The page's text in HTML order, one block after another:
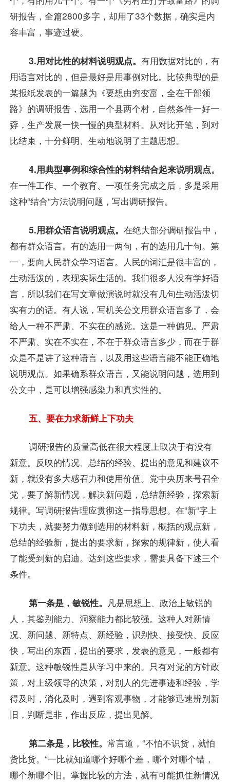
研报告，全篇2800多字，却用了33个数据，确实是内
容丰富，事迹过硬。
3.用对比性的材料说明观点。 有用数据对比的，有
用语言对比的，但是最好是用事例对比。比较典型的是
某报纸发表的一篇题为《要想由穷变富，全在干部领
路》的调研报告，选用一个县两个村，自然条件一好一
孬，生产发展一快一慢的典型材料。从对比开笔，到对
比结束，十分鲜明、生动地说明了主题思想。
4.用典型事例和综合性的材料结合起来说明观点。
在一件工作、一个教育、一项任务完成之后，多是采用
这种“结合“方法说明问题，写出调研报告。
5.用群众语言说明观点。 在绝大部分调研报告中，
都有群众语言。有的选用一两句，有的选用几十句。第
一，要向人民群众学习语言。人民的词汇是很丰富的，
生动活泼的，表现实际生活的。我们很多人没有学好语
言，所以我们在写文章做演说时就没有几句生动活泼切
实有力的话。有人说，写机关公文用群众语言多了，会
给人一种不严肃、不实在的感觉。这是一种偏见。严肃
不严肃、实在不实在，不在于群众语言多少，而在于群
众是不是讲了这种语言，以及用这些语言能不能正确地
说明观点。如果确系群众语言，又能说明问题，选用到
公文中，是可以增强感染力和真实性的。
五、要在力求新鲜上下功夫
调研报告的质量高低在很大程度上取决于有没有
新意。反映的情况、总结的经验、提出的意见和建议不
新，就没有多大感召力和使用价值。党中央历来号召全
党，要了解新情况，解决新问题，总结新经验，探索新
规律。写调研报告理应贯彻这一指导思想。在“新“字上
下功夫，就要努力做到选用的材料新，概括的观点新，
总结的经验新，提出的要求新，探索的规律新，使人看
了能受到新的启迪。达到这些要求，需要具备下述三个
条件。
第一条是，敏锐性。 凡是思想上、政治上敏锐的
人，其鉴别能力、洞察能力都比较强。这种人对新情
况、新问题、新特点、新经验，识别快、接受快、反应
快，写出的东西，提出的要求，发表的意见，一般都有
新意。这种敏锐性是从学习中来的。只有对党的方针政
策，对上级领导的决策，对别人的先进事迹和经验，学
得及时，消化及时，遇到客观事物，才能够迅速辨别新
旧，判断是非，作出反应，提出见解。
第二条是，比较性。 常言道，“不怕不识货，就怕
货比货。“一比就知道哪个好哪个差，哪个对哪个错，
哪个新哪个旧。掌握比较的方法，就有可能抓住新情况